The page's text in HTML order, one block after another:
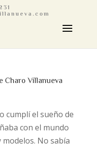
Charo Villanueva
cumplí el sueño de
con el mundo
modelos. No sabía